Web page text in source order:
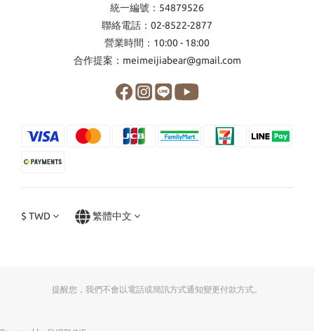
統一編號：54879526
聯絡電話：02-8522-2877
營業時間：10:00 - 18:00
合作提案：meimeijiabear@gmail.com
$ TWD 繁體中文
提醒您，我們不會以電話或簡訊方式通知變更付款方式。